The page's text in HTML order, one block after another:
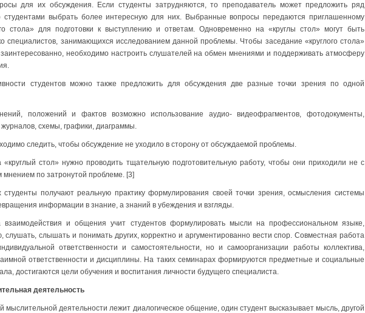
для их обсуждения. Если студенты затрудняются, то преподаватель может предложить ряд
студентами выбрать более интересную для них. Выбранные вопросы передаются приглашенному
стола» для подготовки к выступлению и ответам. Одновременно на «круглы стол» могут быть
специалистов, занимающихся исследованием данной проблемы. Чтобы заседание «круглого стола»
необходимо настроить слушателей на обмен мнениями и поддерживать атмосферу
студентов можно также предложить для обсуждения две разные точки зрения по одной
положений и фактов возможно использование аудио- видеофрагментов, фотодокументы,
схемы, графики, диаграммы.
следить, чтобы обсуждение не уходило в сторону от обсуждаемой проблемы.
стол» нужно проводить тщательную подготовительную работу, чтобы они приходили не с
мнением по затронутой проблеме. [3]
получают реальную практику формулирования своей точки зрения, осмысления системы
информации в знание, а знаний в убеждения и взгляды.
взаимодействия и общения учит студентов формулировать мысли на профессиональном языке,
слушать, слышать и понимать других, корректно и аргументированно вести спор. Совместная работа
ответственности и самостоятельности, но и самоорганизации работы коллектива,
ответственности и дисциплины. На таких семинарах формируются предметные и социальные
достигаются цели обучения и воспитания личности будущего специалиста.
деятельность
мыслительной деятельности лежит диалогическое общение, один студент высказывает мысль, другой